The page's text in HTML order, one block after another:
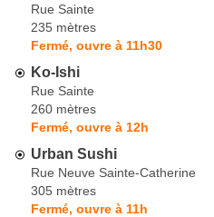
Rue Sainte
235 mètres
Fermé, ouvre à 11h30
Ko-Ishi
Rue Sainte
260 mètres
Fermé, ouvre à 12h
Urban Sushi
Rue Neuve Sainte-Catherine
305 mètres
Fermé, ouvre à 11h